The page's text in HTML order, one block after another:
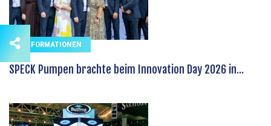
INFORMATIONEN
SPECK Pumpen brachte beim Innovation Day 2026 in...